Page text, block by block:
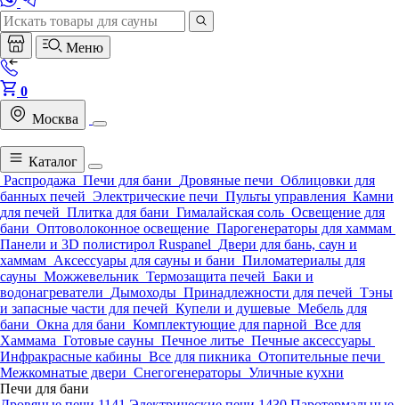
Меню
0
Москва
Каталог
Распродажа Печи для бани Дровяные печи Облицовки для
банных печей Электрические печи Пульты управления Камни
для печей Плитка для бани Гималайская соль Освещение для
бани Оптоволоконное освещение Парогенераторы для хаммам
Панели и 3D полистирол Ruspanel Двери для бань, саун и
хаммам Аксессуары для сауны и бани Пиломатериалы для
сауны Можжевельник Термозащита печей Баки и
водонагреватели Дымоходы Принадлежности для печей Тэны
и запасные части для печей Купели и душевые Мебель для
бани Окна для бани Комплектующие для парной Все для
Хаммама Готовые сауны Печное литье Печные аксессуары
Инфракрасные кабины Все для пикника Отопительные печи
Межкомнатые двери Снегогенераторы Уличные кухни
Печи для бани